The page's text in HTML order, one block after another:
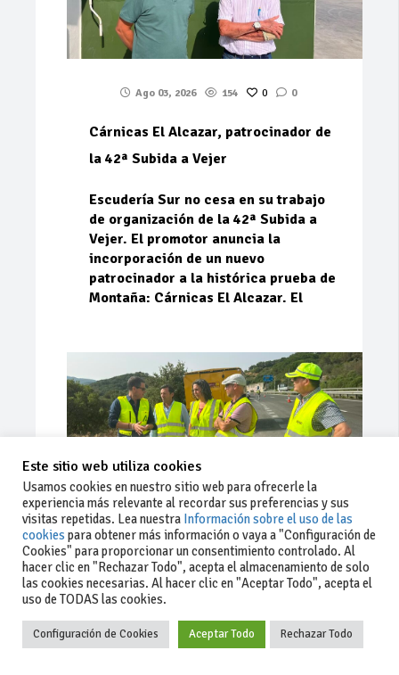
Ago 03, 2026 154 0 0
Cárnicas El Alcazar, patrocinador de
la 42ª Subida a Vejer
Escudería Sur no cesa en su trabajo
de organización de la 42ª Subida a
Vejer. El promotor anuncia la
incorporación de un nuevo
patrocinador a la histórica prueba de
Montaña: Cárnicas El Alcazar. El
Ago 03, 2026 81 0 0
La Junta implementa mejoras en la
A381 por Los Barrios
Este sitio web utiliza cookies
Usamos cookies en nuestro sitio web para ofrecerle la
experiencia más relevante al recordar sus preferencias y sus
visitas repetidas. Lea nuestra Información sobre el uso de las
cookies para obtener más información o vaya a "Configuración de
Cookies" para proporcionar un consentimiento controlado. Al
hacer clic en "Rechazar Todo", acepta el almacenamiento de solo
las cookies necesarias. Al hacer clic en "Aceptar Todo", acepta el
uso de TODAS las cookies.
Configuración de Cookies Aceptar Todo Rechazar Todo